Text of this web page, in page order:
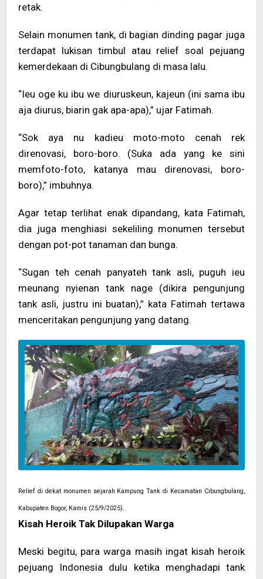
retak.
Selain monumen tank, di bagian dinding pagar juga
terdapat lukisan timbul atau relief soal pejuang
kemerdekaan di Cibungbulang di masa lalu.
“Ieu oge ku ibu we diuruskeun, kajeun (ini sama ibu
aja diurus, biarin gak apa-apa),” ujar Fatimah.
“Sok aya nu kadieu moto-moto cenah rek
direnovasi, boro-boro. (Suka ada yang ke sini
memfoto-foto, katanya mau direnovasi, boro-
boro),” imbuhnya.
Agar tetap terlihat enak dipandang, kata Fatimah,
dia juga menghiasi sekeliling monumen tersebut
dengan pot-pot tanaman dan bunga.
“Sugan teh cenah panyateh tank asli, puguh ieu
meunang nyienan tank nage (dikira pengunjung
tank asli, justru ini buatan),” kata Fatimah tertawa
menceritakan pengunjung yang datang.
Relief di dekat monumen sejarah Kampung Tank di Kecamatan Cibungbulang,
Kabupaten Bogor, Kamis (25/9/2025).
Kisah Heroik Tak Dilupakan Warga
Meski begitu, para warga masih ingat kisah heroik
pejuang Indonesia dulu ketika menghadapi tank